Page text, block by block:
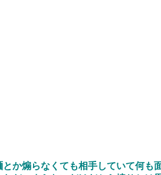
とか煽らなくても相手していて何も